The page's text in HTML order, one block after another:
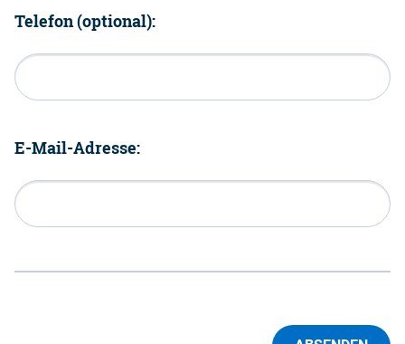
Telefon (optional):
E-Mail-Adresse: